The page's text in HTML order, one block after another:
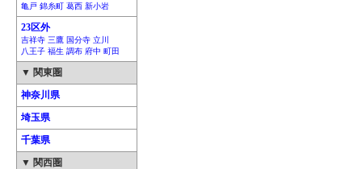
亀戸 錦糸町 葛西 新小岩
23区外
吉祥寺 三鷹 国分寺 立川
八王子 福生 調布 府中 町田
▼ 関東圏
神奈川県
埼玉県
千葉県
▼ 関西圏